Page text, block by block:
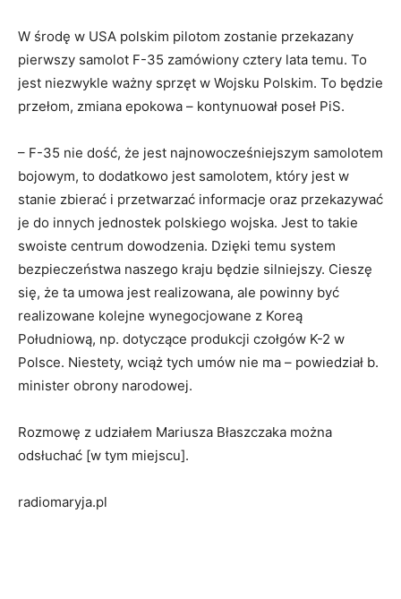
W środę w USA polskim pilotom zostanie przekazany
pierwszy samolot F-35 zamówiony cztery lata temu. To
jest niezwykle ważny sprzęt w Wojsku Polskim. To będzie
przełom, zmiana epokowa – kontynuował poseł PiS.
– F-35 nie dość, że jest najnowocześniejszym samolotem
bojowym, to dodatkowo jest samolotem, który jest w
stanie zbierać i przetwarzać informacje oraz przekazywać
je do innych jednostek polskiego wojska. Jest to takie
swoiste centrum dowodzenia. Dzięki temu system
bezpieczeństwa naszego kraju będzie silniejszy. Cieszę
się, że ta umowa jest realizowana, ale powinny być
realizowane kolejne wynegocjowane z Koreą
Południową, np. dotyczące produkcji czołgów K-2 w
Polsce. Niestety, wciąż tych umów nie ma – powiedział b.
minister obrony narodowej.
Rozmowę z udziałem Mariusza Błaszczaka można
odsłuchać [w tym miejscu].
radiomaryja.pl